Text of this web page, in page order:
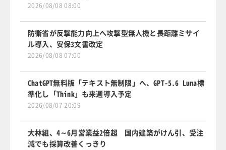
2026/08/08 08:00
防衛省が反撃能力向上へ攻撃型無人機と長距離ミサイ
ル導入、安保3文書改定
2026/08/08 07:00
ChatGPT無料版「テキスト無制限」へ、GPT-5.6 Luna標
準化し「Think」も来週導入予定
2026/08/07 20:09
大林組、4～6月営業益2倍超 国内建築がけん引、受注
減でも採算改善くっきり